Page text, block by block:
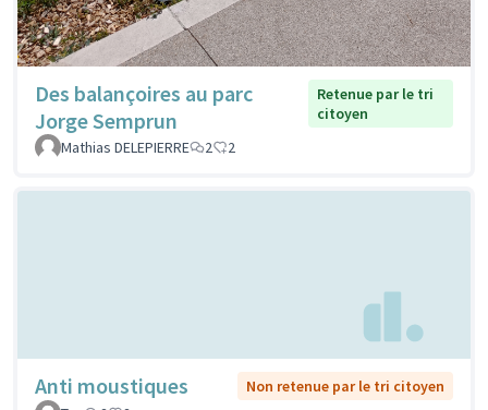
Des balançoires au parc
Jorge Semprun
Retenue par le tri
citoyen
Mathias DELEPIERRE
2 2
Anti moustiques
Non retenue par le tri citoyen